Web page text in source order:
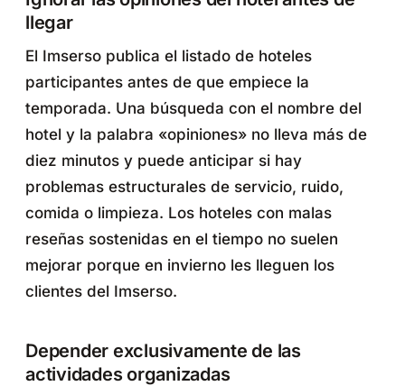
llegar
El Imserso publica el listado de hoteles
participantes antes de que empiece la
temporada. Una búsqueda con el nombre del
hotel y la palabra «opiniones» no lleva más de
diez minutos y puede anticipar si hay
problemas estructurales de servicio, ruido,
comida o limpieza. Los hoteles con malas
reseñas sostenidas en el tiempo no suelen
mejorar porque en invierno les lleguen los
clientes del Imserso.
Depender exclusivamente de las
actividades organizadas